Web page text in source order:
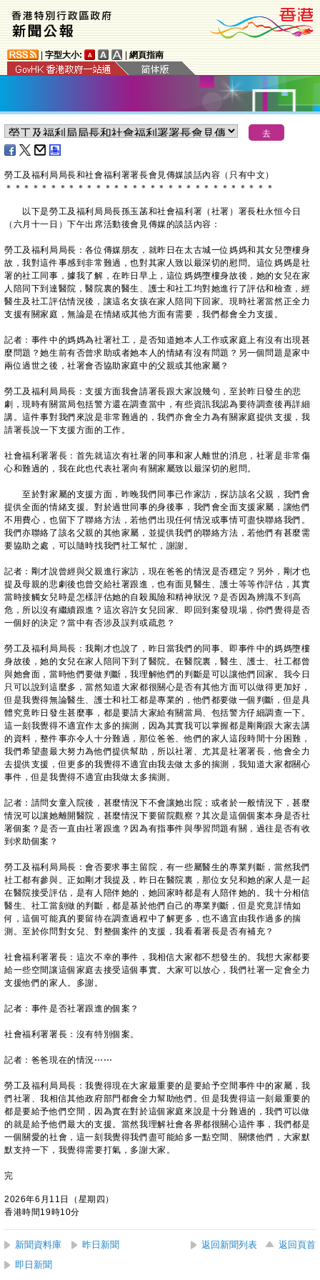
字型大小: 網頁指南
​勞工及福利局局長和社會福利署署長會見傳媒談話內容（只有中文）
＊ ＊ ＊ ＊ ＊ ＊ ＊ ＊ ＊ ＊ ＊ ＊ ＊ ＊ ＊ ＊ ＊ ＊ ＊ ＊ ＊ ＊ ＊ ＊ ＊ ＊ ＊ ＊ ＊ ＊
以下是勞工及福利局局長孫玉菡和社會福利署（社署）署長杜永恒今日
（六月十一日）下午出席活動後會見傳媒的談話內容：
勞工及福利局局長：各位傳媒朋友，就昨日在太古城一位媽媽和其女兒墮樓身
故，我對這件事感到非常難過，也對其家人致以最深切的慰問。這位媽媽是社
署的社工同事，據我了解，在昨日早上，這位媽媽墮樓身故後，她的女兒在家
人陪同下到達醫院，醫院裏的醫生、護士和社工均對她進行了評估和檢查，經
醫生及社工評估情況後，讓這名女孩在家人陪同下回家。現時社署當然正全力
支援有關家庭，無論是在情緒或其他方面有需要，我們都會全力支援。
記者：事件中的媽媽為社署社工，是否知道她本人工作或家庭上有沒有出現甚
麼問題？她生前有否曾求助或者她本人的情緒有沒有問題？另一個問題是家中
兩位過世之後，社署會否協助家庭中的父親或其他家屬？
勞工及福利局局長：支援方面我會請署長跟大家說幾句，至於昨日發生的悲
劇，現時有關當局包括警方還在調查當中，有些資訊我認為要待調查後再詳細
講。這件事對我們來說是非常難過的，我們亦會全力為有關家庭提供支援，我
請署長說一下支援方面的工作。
社會福利署署長：首先就這次有社署的同事和家人離世的消息，社署是非常傷
心和難過的，我在此也代表社署向有關家屬致以最深切的慰問。
至於對家屬的支援方面，昨晚我們同事已作家訪，探訪該名父親，我們會
提供全面的情緒支援。對於過世同事的身後事，我們會全面支援家屬，讓他們
不用費心，也留下了聯絡方法，若他們出現任何情況或事情可盡快聯絡我們。
我們亦聯絡了該名父親的其他家屬，並提供我們的聯絡方法，若他們有甚麼需
要協助之處，可以隨時找我們社工幫忙，謝謝。
記者：剛才說曾經與父親進行家訪，現在爸爸的情況是否穩定？另外，剛才也
提及母親的悲劇後也曾交給社署跟進，也有面見醫生、護士等等作評估，其實
當時接觸女兒時是怎樣評估她的自殺風險和精神狀況？是否因為辨識不到高
危，所以沒有繼續跟進？這次容許女兒回家、即回到案發現場，你們覺得是否
一個好的決定？當中有否涉及誤判或疏忽？
勞工及福利局局長：我剛才也說了，昨日當我們的同事、即事件中的媽媽墮樓
身故後，她的女兒在家人陪同下到了醫院。在醫院裏，醫生、護士、社工都曾
與她會面，當時他們要做判斷，我理解他們的判斷是可以讓他們回家。我今日
只可以說到這麼多，當然知道大家都很關心是否有其他方面可以做得更加好，
但是我覺得無論醫生、護士和社工都是專業的，他們都要做一個判斷，但是具
體究竟昨日發生甚麼事，都是要請大家給有關當局、包括警方仔細調查一下。
這一刻我覺得不適宜作太多的揣測，因為其實我可以掌握都是剛剛跟大家去講
的資料，整件事亦令人十分難過，那位爸爸、他們的家人這段時間十分困難，
我們希望盡最大努力為他們提供幫助，所以社署、尤其是社署署長，他會全力
去提供支援，但更多的我覺得不適宜由我去做太多的揣測，我知道大家都關心
事件，但是我覺得不適宜由我做太多揣測。
記者：請問女童入院後，甚麼情況下不會讓她出院；或者於一般情況下，甚麼
情況可以讓她離開醫院，甚麼情況下要留院觀察？其次是這個個案本身是否社
署個案？是否一直由社署跟進？因為有指事件與學習問題有關，過往是否有收
到求助個案？
勞工及福利局局長：會否要求事主留院，有一些屬醫生的專業判斷，當然我們
社工都有參與。正如剛才我提及，昨日在醫院裏，那位女兒和她的家人是一起
在醫院接受評估，是有人陪伴她的，她回家時都是有人陪伴她的。我十分相信
醫生、社工當刻做的判斷，都是基於他們自己的專業判斷，但是究竟詳情如
何，這個可能真的要留待在調查過程中了解更多，也不適宜由我作過多的揣
測。至於你問對女兒、對整個案件的支援，我看看署長是否有補充？
社會福利署署長：這次不幸的事件，我相信大家都不想發生的。我想大家都要
給一些空間讓這個家庭去接受這個事實。大家可以放心，我們社署一定會全力
支援他們的家人。多謝。
記者：事件是否社署跟進的個案？
社會福利署署長：沒有特別個案。
記者：爸爸現在的情況⋯⋯
勞工及福利局局長：我覺得現在大家最重要的是要給予空間事件中的家屬，我
們社署、我相信其他政府部門都會全力幫助他們。但是我覺得這一刻最重要的
都是要給予他們空間，因為實在對於這個家庭來說是十分難過的，我們可以做
的就是給予他們最大的支援。當然我理解社會各界都很關心這件事，我們都是
一個關愛的社會，這一刻我覺得我們盡可能給多一點空間、關懷他們，大家默
默支持一下，我覺得需要打氣，多謝大家。
完
2026年6月11日（星期四）
香港時間19時10分
新聞資料庫 昨日新聞 返回新聞列表
返回頁首
即日新聞